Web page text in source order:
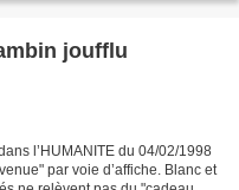
joufflu
l’HUMANITE du 04/02/1998
par voie d’affiche. Blanc et